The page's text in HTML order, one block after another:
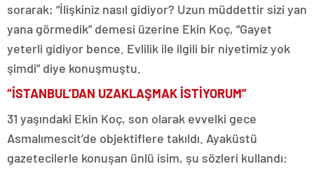
sorarak; “İlişkiniz nasıl gidiyor? Uzun müddettir sizi yan
yana görmedik” demesi üzerine Ekin Koç, “Gayet
yeterli gidiyor bence. Evlilik ile ilgili bir niyetimiz yok
şimdi” diye konuşmuştu.
“İSTANBUL’DAN UZAKLAŞMAK İSTİYORUM”
31 yaşındaki Ekin Koç, son olarak evvelki gece
Asmalımescit’de objektiflere takıldı. Ayaküstü
gazetecilerle konuşan ünlü isim, şu sözleri kullandı: